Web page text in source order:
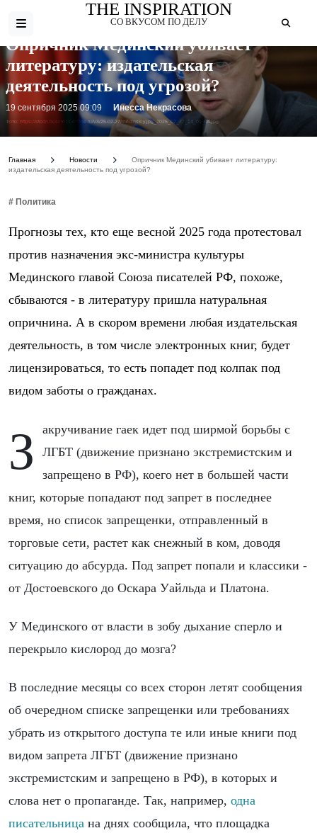
THE INSPIRATION
СО ВКУСОМ ПО ДЕЛУ
Фото: https://stcdn.business-online.ru/v3/25-02-27/medinskiy.jpg_2025_02_27_14_01_04.jpg
Опричник Мединский убивает
литературу: издательская
деятельность под угрозой?
19 сентября 2025 09:09 Инесса Некрасова
Главная Новости
Опричник Мединский убивает литературу:
издательская деятельность под угрозой?
# Политика
Прогнозы тех, кто еще весной 2025 года протестовал
против назначения экс-министра культуры
Мединского главой Союза писателей РФ, похоже,
сбываются - в литературу пришла натуральная
опричнина. А в скором времени любая издательская
деятельность, в том числе электронных книг, будет
лицензироваться, то есть попадет под колпак под
видом заботы о гражданах.
Закручивание гаек идет под ширмой борьбы с
ЛГБТ (движение признано экстремистским и
запрещено в РФ), коего нет в большей части
книг, которые попадают под запрет в последнее
время, но список запрещенки, отправленный в
торговые сети, растет как снежный в ком, доводя
ситуацию до абсурда. Под запрет попали и классики -
от Достоевского до Оскара Уайльда и Платона.
У Мединского от власти в зобу дыхание сперло и
перекрыло кислород до мозга?
В последние месяцы со всех сторон летят сообщения
об очередном списке запрещенки или требованиях
убрать из открытого доступа те или иные книги под
видом запрета ЛГБТ (движение признано
экстремистским и запрещено в РФ), в которых и
слова нет о пропаганде. Так, например, одна
писательница на днях сообщила, что площадка